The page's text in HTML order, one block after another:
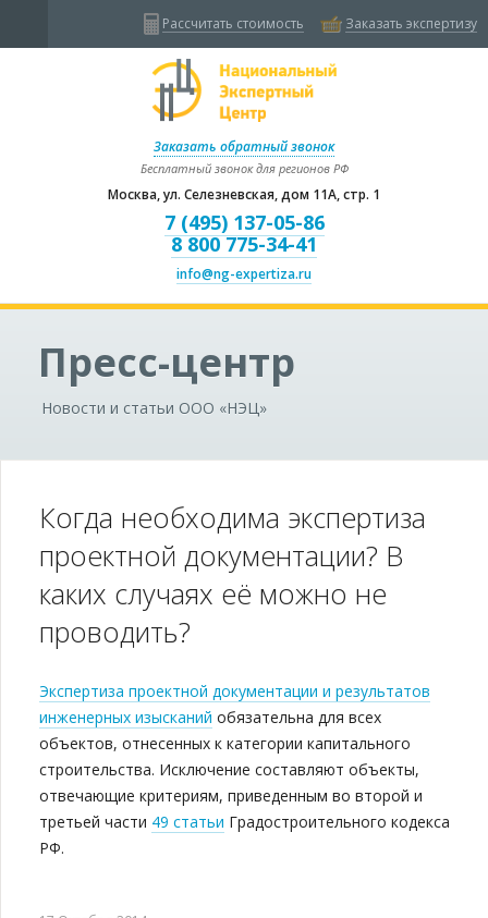
Заказать обратный звонок
Бесплатный звонок для регионов РФ
Москва, ул. Селезневская, дом 11А, стр. 1
7 (495) 137-05-86
8 800 775-34-41
info@ng-expertiza.ru
Рассчитать стоимость Заказать экспертизу
Пресс-центр
Новости и статьи ООО «НЭЦ»
Когда необходима экспертиза
проектной документации? В
каких случаях её можно не
проводить?
Экспертиза проектной документации и результатов
инженерных изысканий обязательна для всех
объектов, отнесенных к категории капитального
строительства. Исключение составляют объекты,
отвечающие критериям, приведенным во второй и
третьей части 49 статьи Градостроительного кодекса
РФ.